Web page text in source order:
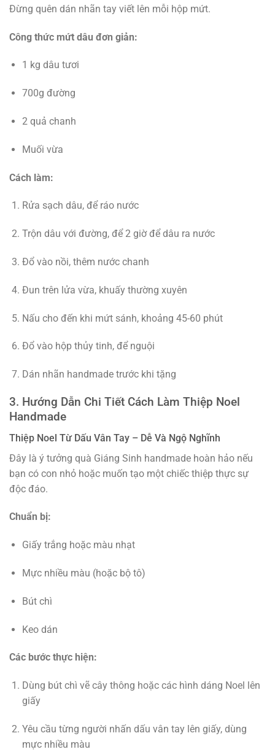
Đừng quên dán nhãn tay viết lên mỗi hộp mứt.
Công thức mứt dâu đơn giản:
1 kg dâu tươi
700g đường
2 quả chanh
Muối vừa
Cách làm:
Rửa sạch dâu, để ráo nước
Trộn dâu với đường, để 2 giờ để dâu ra nước
Đổ vào nồi, thêm nước chanh
Đun trên lửa vừa, khuấy thường xuyên
Nấu cho đến khi mứt sánh, khoảng 45-60 phút
Đổ vào hộp thủy tinh, để nguội
Dán nhãn handmade trước khi tặng
3. Hướng Dẫn Chi Tiết Cách Làm Thiệp Noel
Handmade
Thiệp Noel Từ Dấu Vân Tay – Dễ Và Ngộ Nghĩnh
Đây là ý tưởng quà Giáng Sinh handmade hoàn hảo nếu
bạn có con nhỏ hoặc muốn tạo một chiếc thiệp thực sự
độc đáo.
Chuẩn bị:
Giấy trắng hoặc màu nhạt
Mực nhiều màu (hoặc bộ tô)
Bút chì
Keo dán
Các bước thực hiện:
Dùng bút chì vẽ cây thông hoặc các hình dáng Noel lên
giấy
Yêu cầu từng người nhấn dấu vân tay lên giấy, dùng
mực nhiều màu